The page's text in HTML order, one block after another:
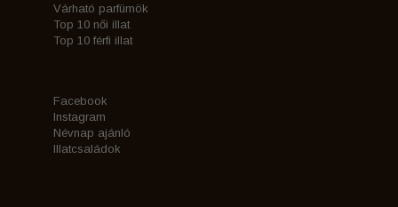
Várható parfümök
Top 10 női illat
Top 10 férfi illat
Facebook
Instagram
Névnap ajánló
Illatcsaládok